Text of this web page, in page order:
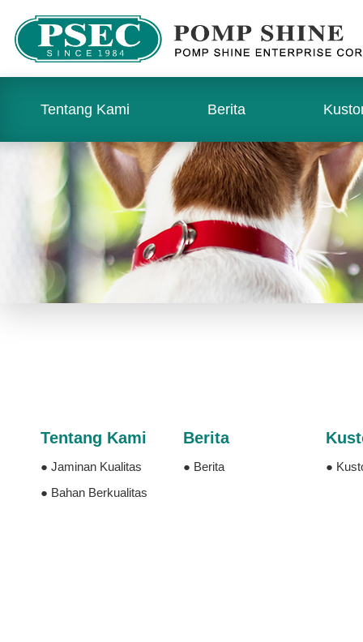
Tentang Kami Berita
Tentang Kami
● Jaminan Kualitas
● Bahan Berkualitas
Berita
● Berita ●